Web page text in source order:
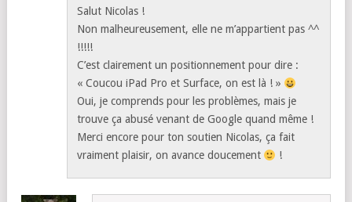
Salut Nicolas !
Non malheureusement, elle ne m’appartient pas ^^
!!!!!
C’est clairement un positionnement pour dire :
« Coucou iPad Pro et Surface, on est là ! »
Oui, je comprends pour les problèmes, mais je
trouve ça abusé venant de Google quand même !
Merci encore pour ton soutien Nicolas, ça fait
vraiment plaisir, on avance doucement
!